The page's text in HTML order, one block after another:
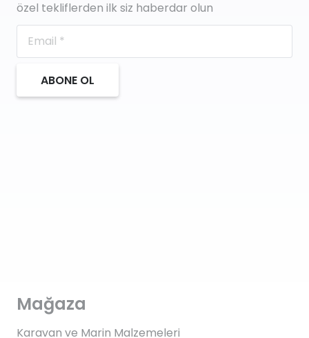
özel tekliflerden ilk siz haberdar olun
ABONE OL
Mağaza
Karavan ve Marin Malzemeleri